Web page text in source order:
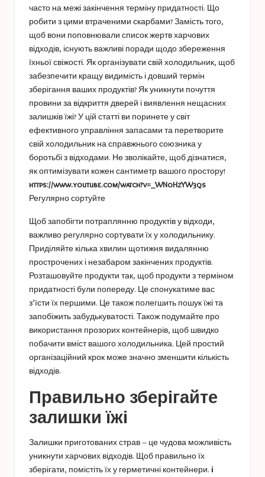
часто на межі закінчення терміну придатності. Що
робити з цими втраченими скарбами? Замість того,
щоб вони поповнювали список жертв харчових
відходів, існують важливі поради щодо збереження
їхньої свіжості. Як організувати свій холодильник, щоб
забезпечити кращу видимість і довший термін
зберігання ваших продуктів? Як уникнути почуття
провини за відкриття дверей і виявлення нещасних
залишків їжі? У цій статті ви поринете у світ
ефективного управління запасами та перетворите
свій холодильник на справжнього союзника у
боротьбі з відходами. Не зволікайте, щоб дізнатися,
як оптимізувати кожен сантиметр вашого простору!
https://www.youtube.com/watch?v=_WNoHzYW3qs
Регулярно сортуйте
Щоб запобігти потраплянню продуктів у відходи,
важливо регулярно сортувати їх у холодильнику.
Приділяйте кілька хвилин щотижня видалянню
прострочених і незабаром закінчених продуктів.
Розташовуйте продукти так, щоб продукти з терміном
придатності були попереду. Це спонукатиме вас
з’їсти їх першими. Це також полегшить пошук їжі та
запобіжить забудькуватості. Також подумайте про
використання прозорих контейнерів, щоб швидко
побачити вміст вашого холодильника. Цей простий
організаційний крок може значно зменшити кількість
відходів.
Правильно зберігайте
залишки їжі
Залишки приготованих страв – це чудова можливість
уникнути харчових відходів. Щоб правильно їх
зберігати, помістіть їх у герметичні контейнери. і